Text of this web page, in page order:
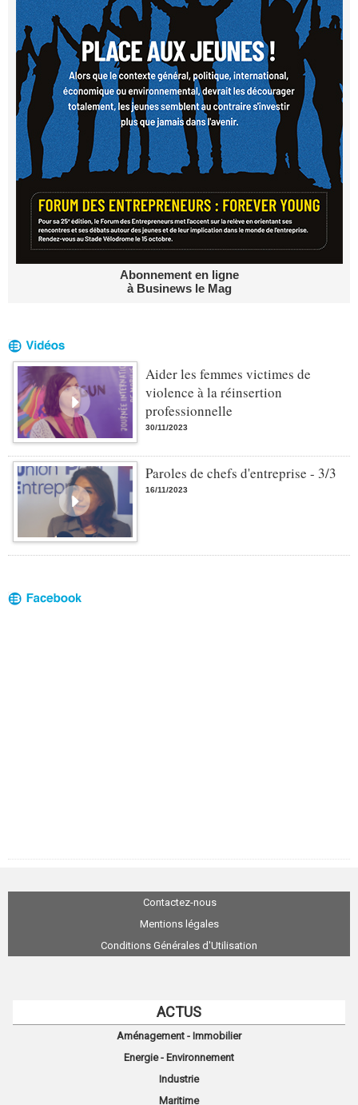
Abonnement en ligne
à Businews le Mag
Aider les femmes victimes de
violence à la réinsertion
professionnelle
30/11/2023
Paroles de chefs d'entreprise - 3/3
16/11/2023
Contactez-nous
Mentions légales
Conditions Générales d'Utilisation
ACTUS
Aménagement - Immobilier
Energie - Environnement
Industrie
Maritime